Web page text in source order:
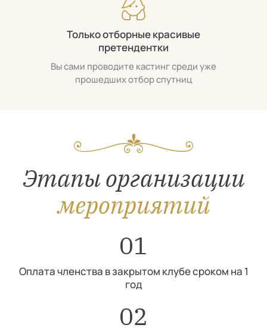
Только отборные красивые
претендентки
Вы сами проводите кастинг среди уже
прошедших отбор спутниц
Этапы организации
мероприятий
01
Оплата членства в закрытом клубе сроком на 1
год
02